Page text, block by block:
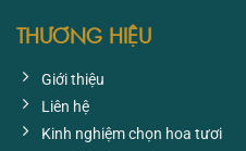
THƯƠNG HIỆU
Giới thiệu
Liên hệ
Kinh nghiệm chọn hoa tươi